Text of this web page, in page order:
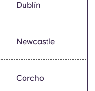
Dublín
Newcastle
Corcho